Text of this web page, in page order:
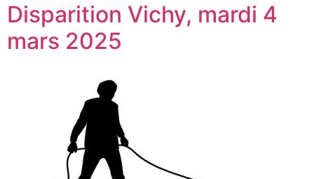
Disparition Vichy, mardi 4
mars 2025